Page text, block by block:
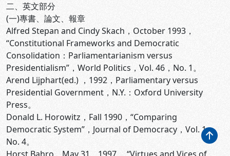
二、英文部分
(一)專書、論文、報章
Alfred Stepan and Cindy Skach，October 1993，
“Constitutional Frameworks and Democratic
Consolidation：Parliamentarianism versus
Presidentialism”，World Politics，Vol. 46，No. 1。
Arend Lijphart(ed.) ，1992，Parliamentary versus
Presidential Government，N.Y.：Oxford University
Press。
Donald L. Horowitz，Fall 1990，“Comparing
Democratic System”，Journal of Democracy，Vol. 1，
No. 4。